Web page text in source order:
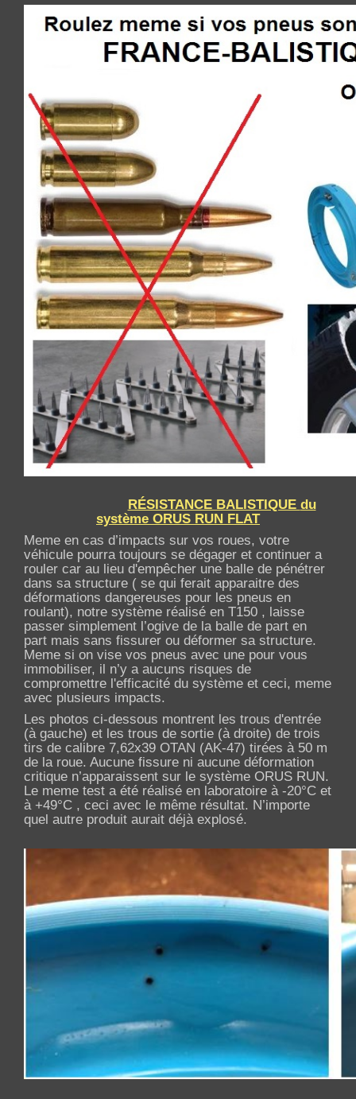
RÉSISTANCE BALISTIQUE du
système ORUS RUN FLAT
Meme en cas d’impacts sur vos roues, votre
véhicule pourra toujours se dégager et continuer a
rouler car au lieu d'empêcher une balle de pénétrer
dans sa structure ( se qui ferait apparaitre des
déformations dangereuses pour les pneus en
roulant), notre système réalisé en T150 , laisse
passer simplement l’ogive de la balle de part en
part mais sans fissurer ou déformer sa structure.
Meme si on vise vos pneus avec une pour vous
immobiliser, il n’y a aucuns risques de
compromettre l'efficacité du système et ceci, meme
avec plusieurs impacts.
Les photos ci-dessous montrent les trous d'entrée
(à gauche) et les trous de sortie (à droite) de trois
tirs de calibre 7,62x39 OTAN (AK-47) tirées à 50 m
de la roue. Aucune fissure ni aucune déformation
critique n’apparaissent sur le système ORUS RUN.
Le meme test a été réalisé en laboratoire à -20°C et
à +49°C , ceci avec le même résultat. N’importe
quel autre produit aurait déjà explosé.